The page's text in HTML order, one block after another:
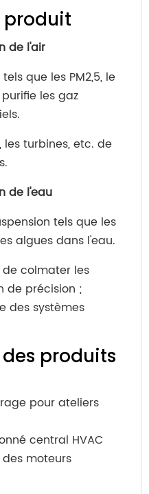
produit
de l'air
que les PM2,5, le
les gaz
les turbines, etc. de
de l'eau
tels que les
algues dans l'eau.
colmater les
de précision ;
des systèmes
produits
pour ateliers
central HVAC
moteurs